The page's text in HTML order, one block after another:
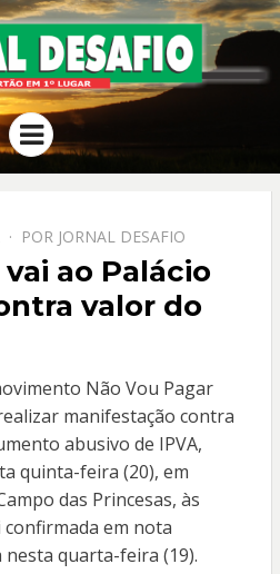
JORNAL
DESAFIO
O Sertão em 1º Lugar
Menu
POR JORNAL DESAFIO
ao Palácio
valor do
Não Vou Pagar
manifestação contra
abusivo de IPVA,
quinta-feira (20), em
das Princesas, às
em nota
quarta-feira (19).